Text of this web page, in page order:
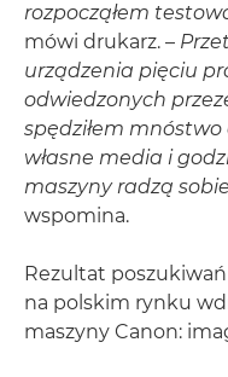
rozpocząłem
mówi drukarz. –
urządzenia pięciu
odwiedzonych
spędziłem mnóstwo
własne media i
maszyny radzą
wspomina.
Rezultat
na polskim rynku
maszyny Canon: